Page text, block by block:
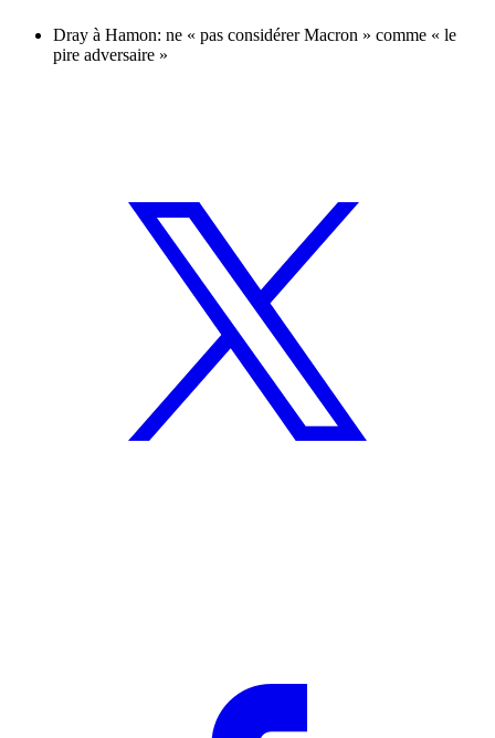
Dray à Hamon: ne « pas considérer Macron » comme « le
pire adversaire »